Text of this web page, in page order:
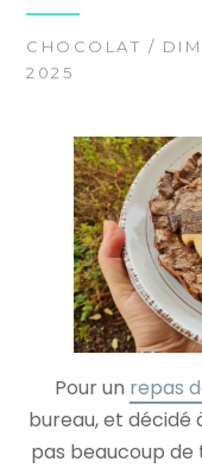
CHOCOLAT /
2025
Pour un repas
bureau, et décidé
pas beaucoup de